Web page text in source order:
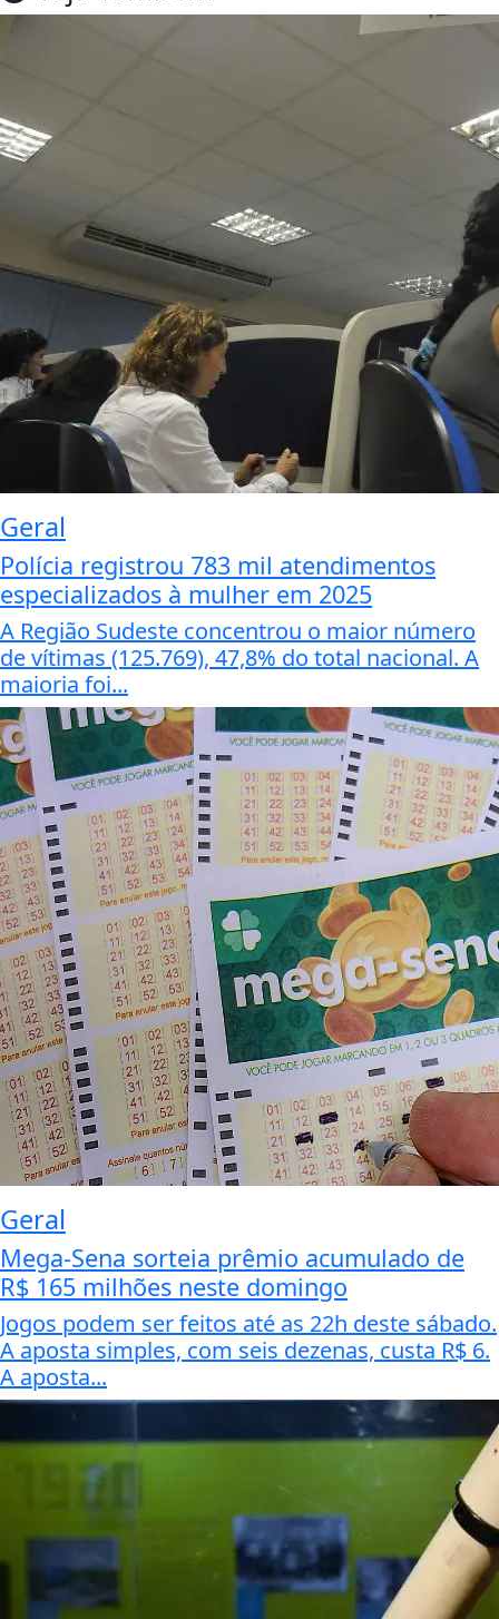
Geral
Polícia registrou 783 mil atendimentos
especializados à mulher em 2025
A Região Sudeste concentrou o maior número
de vítimas (125.769), 47,8% do total nacional. A
maioria foi...
Geral
Mega-Sena sorteia prêmio acumulado de
R$ 165 milhões neste domingo
Jogos podem ser feitos até as 22h deste sábado.
A aposta simples, com seis dezenas, custa R$ 6.
A aposta...